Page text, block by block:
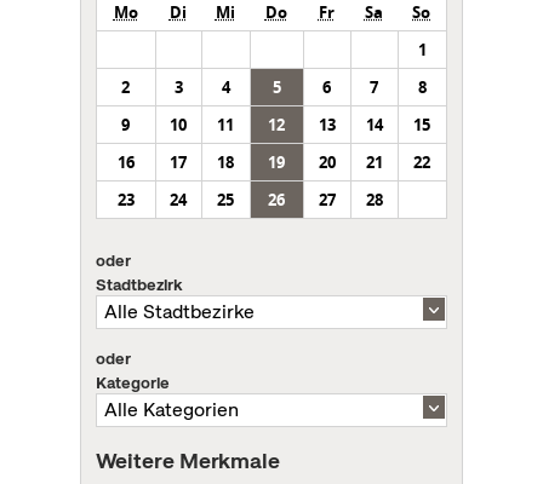
Mo Di Mi Do Fr Sa
So
1
2
3 4 5 6 7
8
9
10 11 12 13 14
15
16
17 18 19 20 21
22
23
24 25 26 27 28
oder
Stadtbezirk
oder
Kategorie
Weitere Merkmale